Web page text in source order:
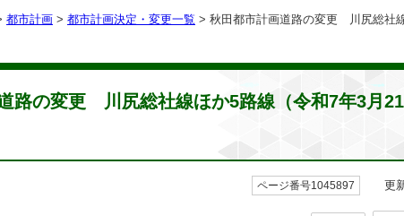
都市計画 > 都市計画決定・変更一覧 > 秋田都市計画道路の変更 川尻総社
路の変更 川尻総社線ほか5路線（令和7年3月
ページ番号1045897 更新